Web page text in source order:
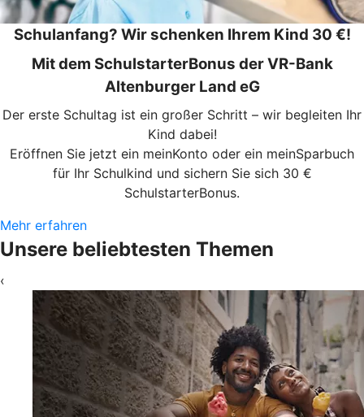
Schulanfang? Wir schenken Ihrem Kind 30 €!
Mit dem SchulstarterBonus der VR-Bank
Altenburger Land eG
Der erste Schultag ist ein großer Schritt – wir begleiten Ihr
Kind dabei!
Eröffnen Sie jetzt ein meinKonto oder ein meinSparbuch
für Ihr Schulkind und sichern Sie sich 30 €
SchulstarterBonus.
Mehr erfahren
Unsere beliebtesten Themen
‹